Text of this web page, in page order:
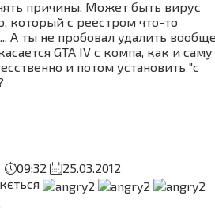
причины. Может быть вирус
который с реестром что-то
А ты не пробовал удалить
GTA IV с компа, как и саму
и потом установить "с
09:32
25.03.2012